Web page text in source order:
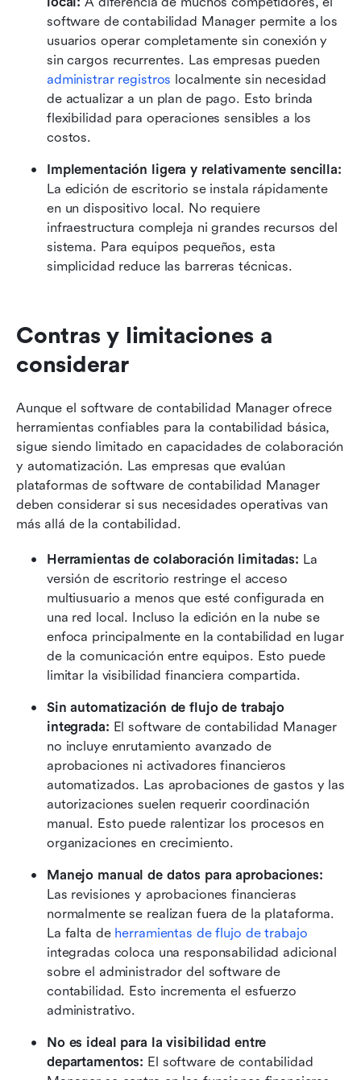
software de contabilidad Manager permite a los
usuarios operar completamente sin conexión y
administrar registros localmente sin necesidad
de actualizar a un plan de pago. Esto brinda
flexibilidad para operaciones sensibles a los
costos.
Implementación ligera y relativamente sencilla:
La edición de escritorio se instala rápidamente
en un dispositivo local. No requiere
infraestructura compleja ni grandes recursos del
sistema. Para equipos pequeños, esta
simplicidad reduce las barreras técnicas.
Contras y limitaciones a
considerar
Aunque el software de contabilidad Manager ofrece
herramientas confiables para la contabilidad básica,
sigue siendo limitado en capacidades de colaboración
y automatización. Las empresas que evalúan
plataformas de software de contabilidad Manager
deben considerar si sus necesidades operativas van
más allá de la contabilidad.
Herramientas de colaboración limitadas: La
versión de escritorio restringe el acceso
multiusuario a menos que esté configurada en
una red local. Incluso la edición en la nube se
enfoca principalmente en la contabilidad en lugar
de la comunicación entre equipos. Esto puede
limitar la visibilidad financiera compartida.
Sin automatización de flujo de trabajo
integrada: El software de contabilidad Manager
no incluye enrutamiento avanzado de
aprobaciones ni activadores financieros
automatizados. Las aprobaciones de gastos y las
autorizaciones suelen requerir coordinación
manual. Esto puede ralentizar los procesos en
organizaciones en crecimiento.
Manejo manual de datos para aprobaciones:
Las revisiones y aprobaciones financieras
normalmente se realizan fuera de la plataforma.
La falta de herramientas de flujo de trabajo
integradas coloca una responsabilidad adicional
sobre el administrador del software de
contabilidad. Esto incrementa el esfuerzo
administrativo.
No es ideal para la visibilidad entre
departamentos: El software de contabilidad